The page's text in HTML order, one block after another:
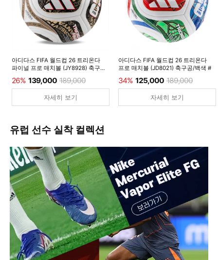
아디다스 FIFA 월드컵 26 트리온다
파이널 프로 매치볼 (JY8928) 축구공/
26% 139,000 189,000
자세히 보기
아디다스 FIFA 월드컵 26 트리온다
프로 매치볼 (JD8021) 축구공/백색 #
34% 125,000 189,000
자세히 보기
유럽 선수 실착 컬렉션